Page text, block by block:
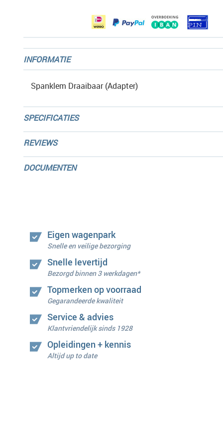
INFORMATIE
Spanklem Draaibaar (Adapter)
SPECIFICATIES
REVIEWS
DOCUMENTEN
Eigen wagenpark
Snelle en veilige bezorging
Snelle levertijd
Bezorgd binnen 3 werkdagen*
Topmerken op voorraad
Gegarandeerde kwaliteit
Service & advies
Klantvriendelijk sinds 1928
Opleidingen + kennis
Altijd up to date